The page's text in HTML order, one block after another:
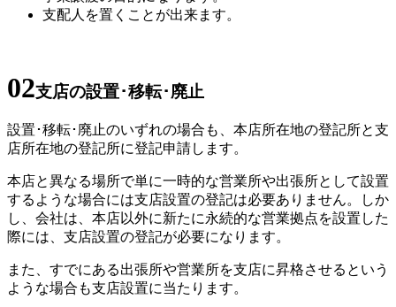
支配人を置くことが出来ます。
02支店の設置･移転･廃止
設置･移転･廃止のいずれの場合も、本店所在地の登記所と支
店所在地の登記所に登記申請します。
本店と異なる場所で単に一時的な営業所や出張所として設置
するような場合には支店設置の登記は必要ありません。しか
し、会社は、本店以外に新たに永続的な営業拠点を設置した
際には、支店設置の登記が必要になります。
また、すでにある出張所や営業所を支店に昇格させるという
ような場合も支店設置に当たります。